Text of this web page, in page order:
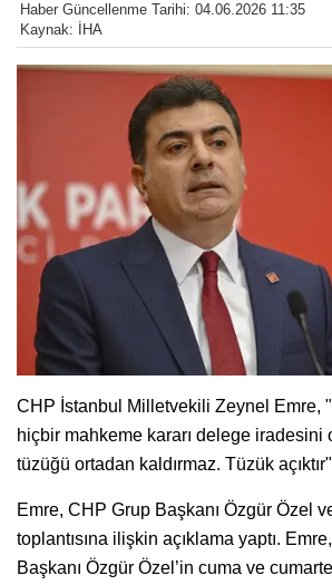
Haber Güncellenme Tarihi: 04.06.2026 11:35
Kaynak: İHA
CHP İstanbul Milletvekili Zeynel Emre,
hiçbir mahkeme kararı delege iradesini
tüzüğü ortadan kaldırmaz. Tüzük
Emre, CHP Grup Başkanı Özgür Özel
toplantısına ilişkin açıklama yaptı.
Başkanı Özgür Özel’in cuma ve